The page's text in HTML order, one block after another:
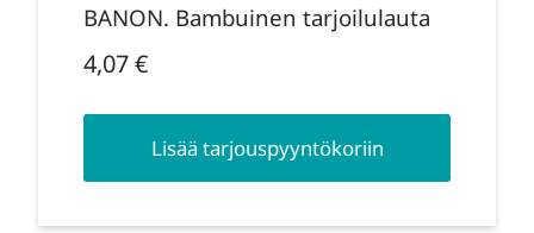
BANON. Bambuinen tarjoilulauta
4,07€
Lisää tarjouspyyntökoriin